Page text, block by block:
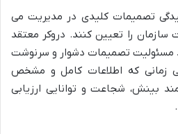
تصمیمات کلیدی در مدیریت می
سازمان را تعیین کنند. دروکر معتقد
مسئولیت تصمیمات دشوار و سرنوشت
زمانی که اطلاعات کامل و مشخص
بینش، شجاعت و توانایی ارزیابی